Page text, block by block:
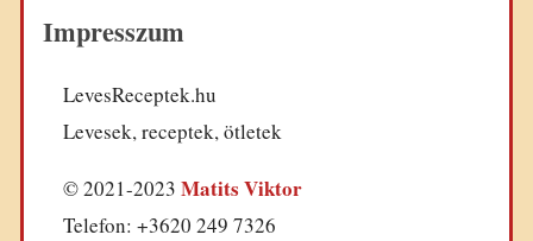
Impresszum
LevesReceptek.hu
Levesek, receptek, ötletek
© 2021-2023 Matits Viktor
Telefon: +3620 249 7326